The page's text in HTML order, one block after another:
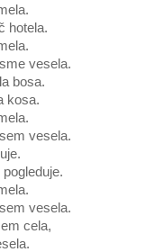
hotela.
vesela.
bosa.
kosa.
vesela.
vesela.
cela,